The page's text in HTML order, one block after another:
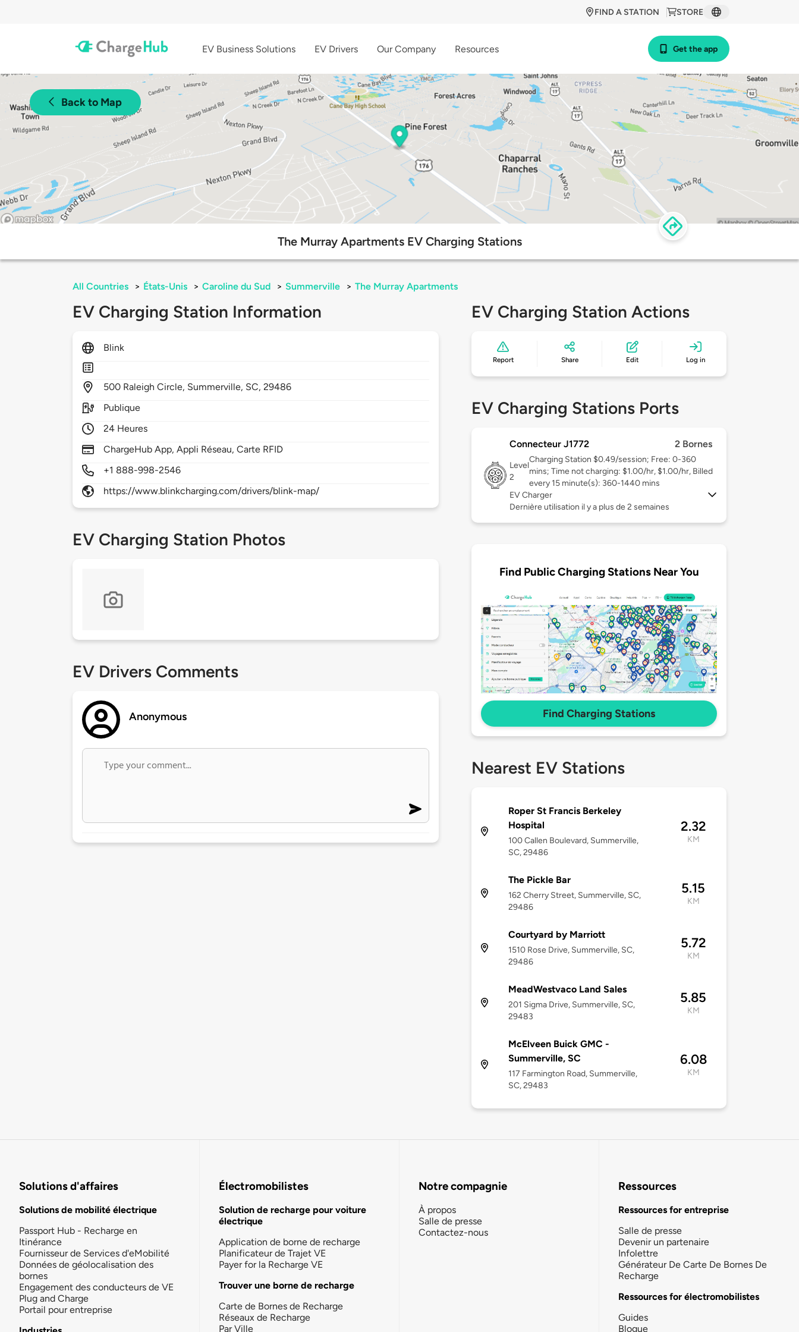
STORE
FIND A STATION
EV Business Solutions EV Drivers Our Company Resources Get the app
Back to Map
The Murray Apartments EV Charging Stations
All Countries > États-Unis > Caroline du Sud > Summerville > The Murray Apartments
EV Charging Station Information
Blink
500 Raleigh Circle, Summerville, SC,29486
Publique
24 Heures
ChargeHub App, Appli Réseau, Carte RFID
+1 888-998-2546
https://www.blinkcharging.com/drivers/blink-map/
EV Charging Station Photos
EV Drivers Comments
Anonymous
EV Charging Station Actions
Report Share Edit Log in
EV Charging Stations Ports
Connecteur J1772 2 Bornes
Level
2
Charging Station $0.49/session; Free: 0-360
mins; Time not charging: $1.00/hr, $1.00/hr, Billed
every 15 minute(s): 360-1440 mins
EV Charger
Dernière utilisation il y a plus de 2 semaines
Find Public Charging Stations Near You
Find Charging Stations
Nearest EV Stations
Roper St Francis Berkeley
Hospital
100 Callen Boulevard, Summerville,
SC, 29486
2.32
KM
The Pickle Bar
162 Cherry Street, Summerville, SC,
29486
5.15
KM
Courtyard by Marriott
1510 Rose Drive, Summerville, SC,
29486
5.72
KM
MeadWestvaco Land Sales
201 Sigma Drive, Summerville, SC,
29483
5.85
KM
McElveen Buick GMC -
Summerville, SC
117 Farmington Road, Summerville,
SC, 29483
6.08
KM
Solutions d'affaires
Solutions de mobilité électrique
Passport Hub - Recharge en
Itinérance
Fournisseur de Services d'eMobilité
Données de géolocalisation des
bornes
Engagement des conducteurs de VE
Plug and Charge
Portail pour entreprise
Électromobilistes
Solution de recharge pour voiture
électrique
Application de borne de recharge
Planificateur de Trajet VE
Payer for la Recharge VE
Trouver une borne de recharge
Carte de Bornes de Recharge
Réseaux de Recharge
Par Ville
Notre compagnie
À propos
Salle de presse
Contactez-nous
Ressources
Ressources for entreprise
Salle de presse
Devenir un partenaire
Infolettre
Générateur De Carte De Bornes De
Recharge
Ressources for électromobilistes
Guides
Blogue